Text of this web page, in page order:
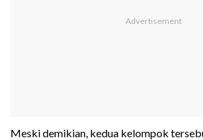
Meski demikian, kedua kelompok